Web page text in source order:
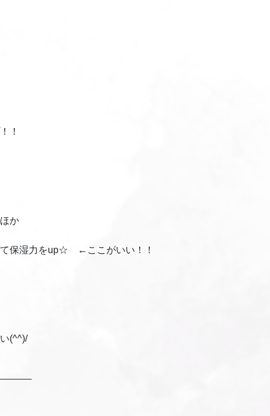
！
か
て保湿力をup☆ ←ここがいい！！
(^^)/